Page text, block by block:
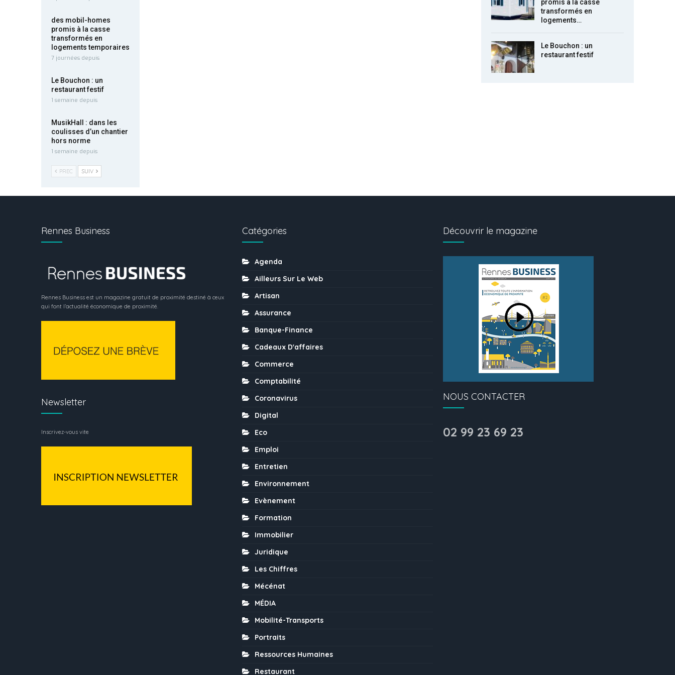
promis à la casse
transformés en
logements…
Le Bouchon : un
restaurant festif
des mobil-homes
promis à la casse
transformés en
logements temporaires
7 journées depuis
Le Bouchon : un
restaurant festif
1 semaine depuis
MusikHall : dans les
coulisses d’un chantier
hors norme
1 semaine depuis
PREC SUIV
Rennes Business
Rennes Business est un magazine gratuit de proximité destiné à ceux
qui font l’actualité économique de proximité.
Newsletter
Inscrivez-vous vite
Catégories
Agenda
Ailleurs Sur Le Web
Artisan
Assurance
Banque-Finance
Cadeaux D'affaires
Commerce
Comptabilité
Coronavirus
Digital
Eco
Emploi
Entretien
Environnement
Evènement
Formation
Immobilier
Juridique
Les Chiffres
Mécénat
MÉDIA
Mobilité-Transports
Portraits
Ressources Humaines
Restaurant
Découvrir le magazine
NOUS CONTACTER
02 99 23 69 23